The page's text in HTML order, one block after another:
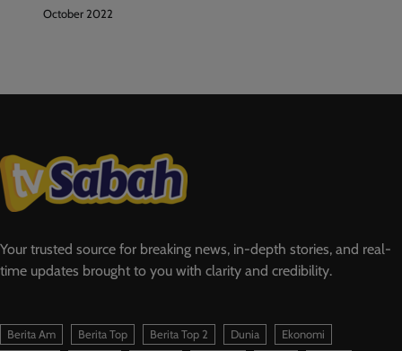
October 2022
Your trusted source for breaking news, in-depth stories, and real-
time updates brought to you with clarity and credibility.
Berita Am Berita Top Berita Top 2 Dunia
Ekonomi